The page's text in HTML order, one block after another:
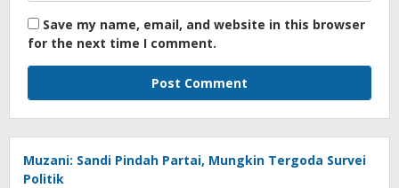
Save my name, email, and website in this browser
for the next time I comment.
Muzani: Sandi Pindah Partai, Mungkin Tergoda Survei
Politik